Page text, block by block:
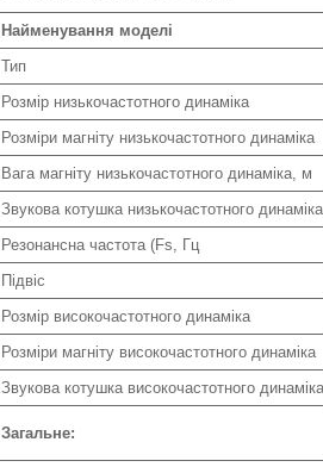
Найменування моделі
Тип
Розмір низькочастотного динаміка
Розміри магніту низькочастотного динаміка
Вага магніту низькочастотного динаміка, м
Звукова котушка низькочастотного динаміка
Резонансна частота (Fs, Гц
Підвіс
Розмір високочастотного динаміка
Розміри магніту високочастотного динаміка
Звукова котушка високочастотного динаміка
Загальне: